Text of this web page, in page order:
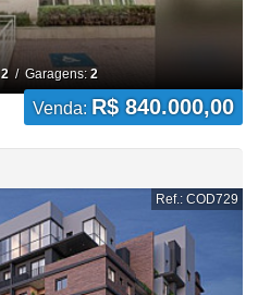
2/ Garagens: 2
Venda: R$ 840.000,00
Ref.: COD729